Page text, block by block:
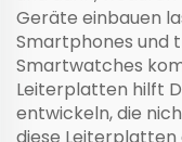
Geräte einbauen
Smartphones und
Smartwatches
Leiterplatten hilft
entwickeln, die